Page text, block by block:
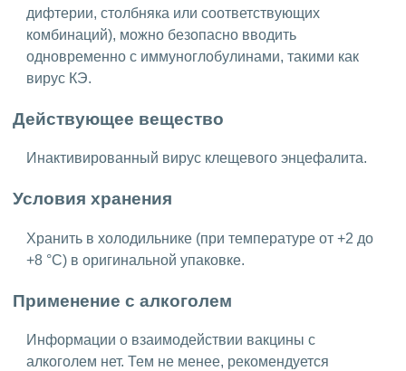
дифтерии, столбняка или соответствующих
комбинаций), можно безопасно вводить
одновременно с иммуноглобулинами, такими как
вирус КЭ.
Действующее вещество
Инактивированный вирус клещевого энцефалита.
Условия хранения
Хранить в холодильнике (при температуре от +2 до
+8 °C) в оригинальной упаковке.
Применение с алкоголем
Информации о взаимодействии вакцины с
алкоголем нет. Тем не менее, рекомендуется